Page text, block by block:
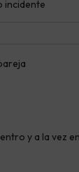
incidente
y a la vez